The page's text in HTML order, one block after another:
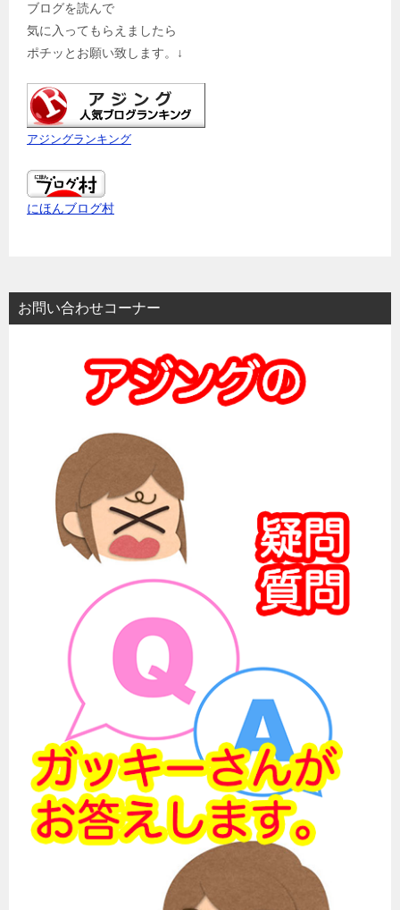
ブログを読んで
気に入ってもらえましたら
ポチッとお願い致します。↓
アジングランキング
にほんブログ村
お問い合わせコーナー